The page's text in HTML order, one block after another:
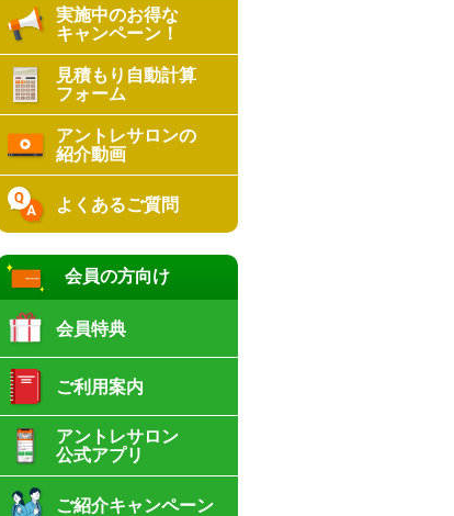
実施中のお得な
キャンペーン！
見積もり自動計算
フォーム
アントレサロンの
紹介動画
よくあるご質問
会員の方向け
会員特典
ご利用案内
アントレサロン
公式アプリ
ご紹介キャンペーン